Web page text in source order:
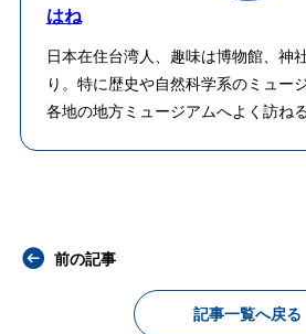
はね
日本在住台湾人、趣味は博物館、神
り。特に歴史や自然科学系のミュー
各地の地方ミュージアムへよく訪ねる
前の記事
記事一覧へ戻る